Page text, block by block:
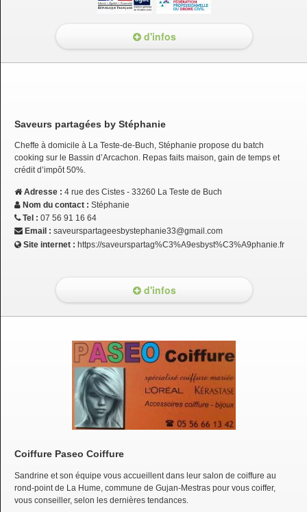
d'infos
Saveurs partagées by Stéphanie
Cheffe à domicile à La Teste-de-Buch, Stéphanie propose du batch
cooking sur le Bassin d’Arcachon. Repas faits maison, gain de temps et
crédit d’impôt 50%.
Adresse : 4 rue des Cistes - 33260 La Teste de Buch
Nom du contact : Stéphanie
Tel : 07 56 91 16 64
Email : saveurspartageesbystephanie33@gmail.com
Site internet : https://saveurspartag%C3%A9esbyst%C3%A9phanie.fr
d'infos
Coiffure Paseo Coiffure
Sandrine et son équipe vous accueillent dans leur salon de coiffure au
rond-point de La Hume, commune de Gujan-Mestras pour vous coiffer,
vous conseiller, selon les dernières tendances.